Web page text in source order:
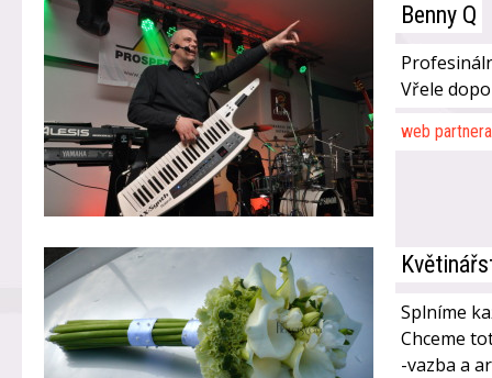
Benny Q
Vřele
web partnera
Splníme
Chceme
-vazba a